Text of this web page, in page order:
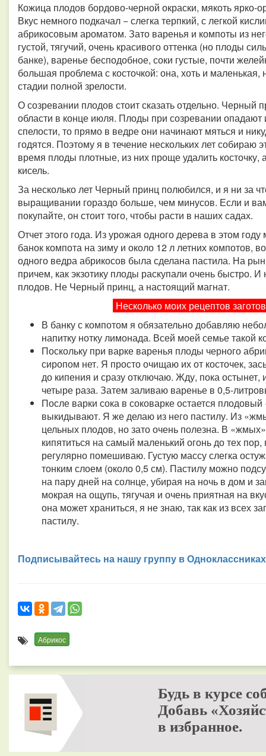
Кожица плодов бордово-черной окраски, мякоть
Вкус немного подкачал − слегка терпкий, с легкой
абрикосовым ароматом. Зато варенья и компоты из
густой, тягучий, очень красивого оттенка (но плоды
банке), варенье бесподобное, соки густые, почти
большая проблема с косточкой: она, хоть и маленькая,
стадии полной зрелости.
О созревании плодов стоит сказать отдельно. Черный
области в конце июля. Плоды при созревании
спелости, то прямо в ведре они начинают мяться и
годятся. Поэтому я в течение нескольких лет собираю
время плоды плотные, из них проще удалить косточку,
кисель.
За несколько лет Черный принц полюбился, и я ни за
выращивании гораздо больше, чем минусов. Если и
покупайте, он стоит того, чтобы расти в наших садах.
Отчет этого года. Из урожая одного дерева в этом
банок компота на зиму и около 12 л летних компотов,
одного ведра абрикосов была сделана пастила. На
причем, как экзотику плоды раскупали очень быстро.
плодов. Не Черный принц, а настоящий магнат.
Несколько моих рецептов
В банку с компотом я обязательно добавляю
напитку нотку лимонада. Всей моей семье такой
Поскольку при варке варенья плоды черного
сиропом нет. Я просто очищаю их от косточек,
до кипения и сразу отключаю. Жду, пока
четыре раза. Затем заливаю варенье в 0,5-
После варки сока в соковарке остается
выкидывают. Я же делаю из него пастилу. Из
цельных плодов, но зато очень полезна. В
кипятиться на самый маленький огонь до тех пор,
регулярно помешиваю. Густую массу слегка
тонким слоем (около 0,5 см). Пастилу можно
на пару дней на солнце, убирая на ночь в дом и
мокрая на ощупь, тягучая и очень приятная на
она может храниться, я не знаю, так как из всех
пастилу.
Подписывайтесь на нашу группу в Одноклассниках
Абрикос
Будь в курсе
Добавь
в избранное.